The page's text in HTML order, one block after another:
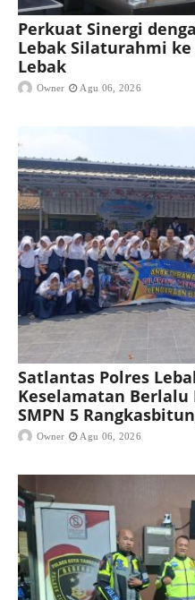
Perkuat Sinergi
Lebak Silaturahmi
Lebak
Owner Agu 06, 2026
Satlantas Polres
Keselamatan Berlalu
SMPN 5
Owner Agu 06, 2026